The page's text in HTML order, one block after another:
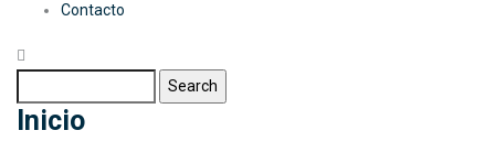
Contacto
Inicio